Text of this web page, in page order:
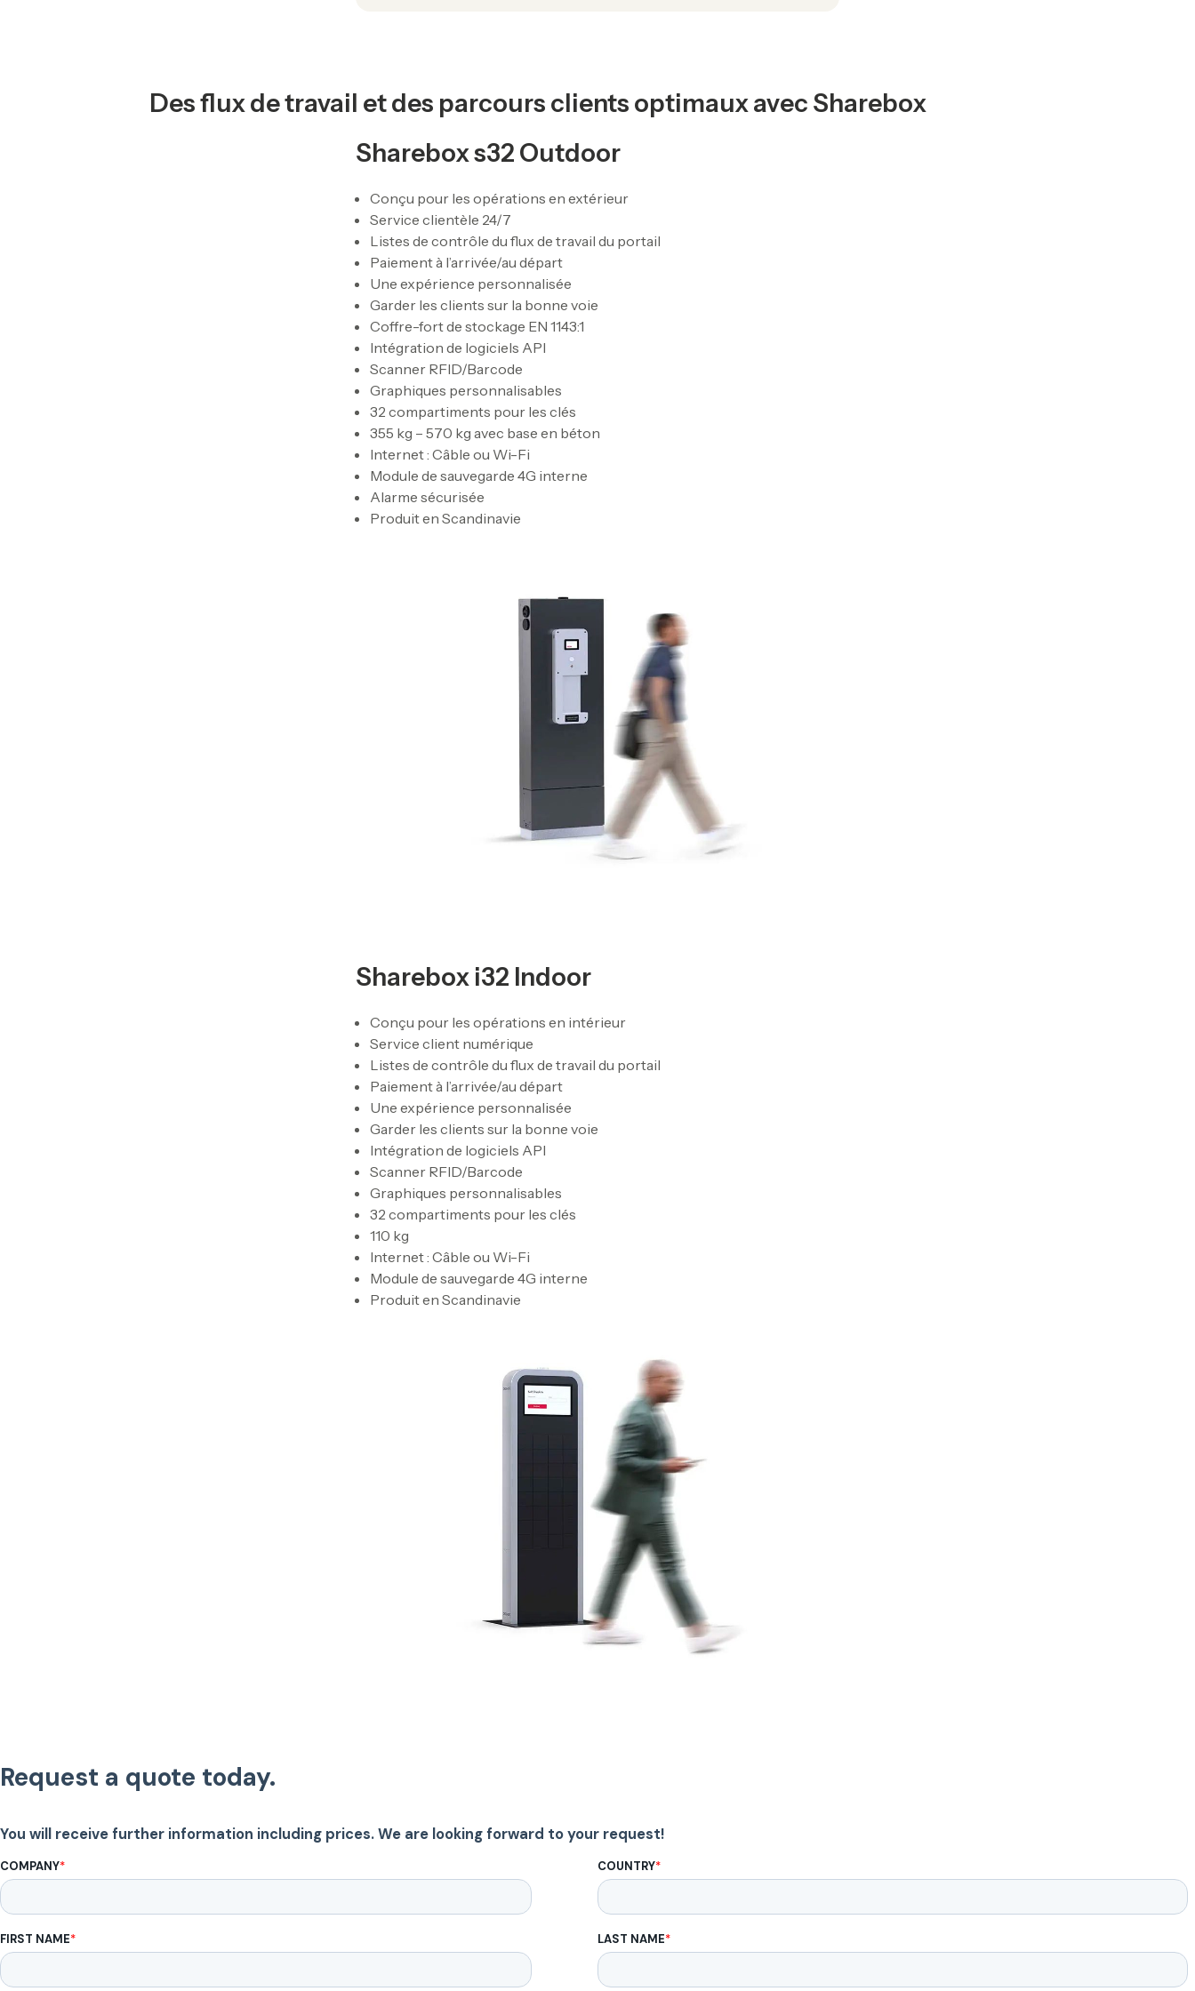
Des flux de travail et des parcours clients optimaux avec Sharebox
Sharebox s32 Outdoor
Conçu pour les opérations en extérieur
Service clientèle 24/7
Listes de contrôle du flux de travail du portail
Paiement à l’arrivée/au départ
Une expérience personnalisée
Garder les clients sur la bonne voie
Coffre-fort de stockage EN 1143:1
Intégration de logiciels API
Scanner RFID/Barcode
Graphiques personnalisables
32 compartiments pour les clés
355 kg – 570 kg avec base en béton
Internet : Câble ou Wi-Fi
Module de sauvegarde 4G interne
Alarme sécurisée
Produit en Scandinavie
Sharebox i32 Indoor
Conçu pour les opérations en intérieur
Service client numérique
Listes de contrôle du flux de travail du portail
Paiement à l’arrivée/au départ
Une expérience personnalisée
Garder les clients sur la bonne voie
Intégration de logiciels API
Scanner RFID/Barcode
Graphiques personnalisables
32 compartiments pour les clés
110 kg
Internet : Câble ou Wi-Fi
Module de sauvegarde 4G interne
Produit en Scandinavie